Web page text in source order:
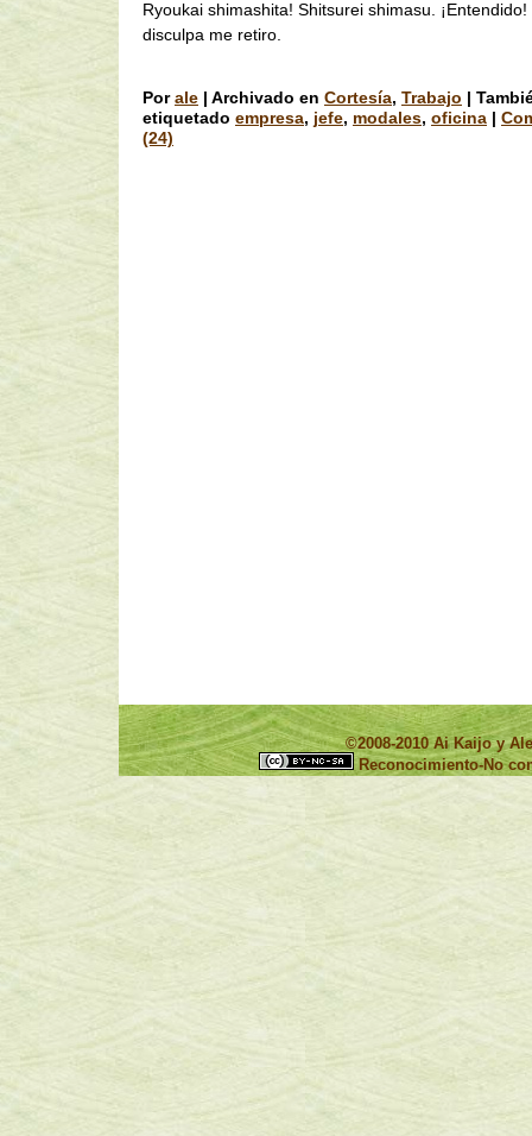
Ryoukai shimashita! Shitsurei shimasu. ¡Entendido!
disculpa me retiro.
Por ale | Archivado en Cortesía, Trabajo |
etiquetado empresa, jefe, modales, oficina |
(24)
©2008-2010 Ai Kaijo y
Reconocimiento-No